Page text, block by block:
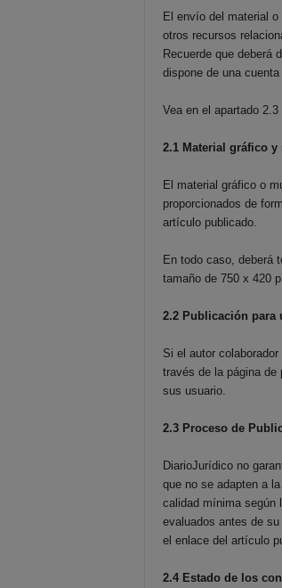
El envío del material
otros recursos
Recuerde que deberá
dispone de una
Vea en el apartado
2.1 Material gráfico
El material gráfico o
proporcionados de
artículo publicado.
En todo caso, deberá
tamaño de 750 x 420
2.2 Publicación para
Si el autor
través de la página
sus usuario.
2.3 Proceso de
DiarioJurídico no
que no se adapten a
calidad mínima según
evaluados antes de
el enlace del artículo
2.4 Estado de los